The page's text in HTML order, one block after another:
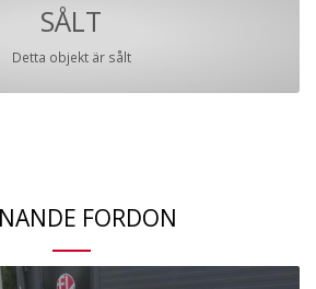
SÅLT
Detta objekt är sålt
FORDON